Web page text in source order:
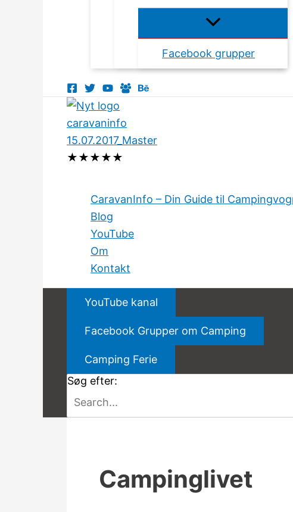
Facebook grupper
★★★★★
CaravanInfo – Din Guide til
Blog
YouTube
Om
Kontakt
YouTube kanal
Facebook Grupper om Camping
Camping Ferie
Søg efter:
Campinglivet